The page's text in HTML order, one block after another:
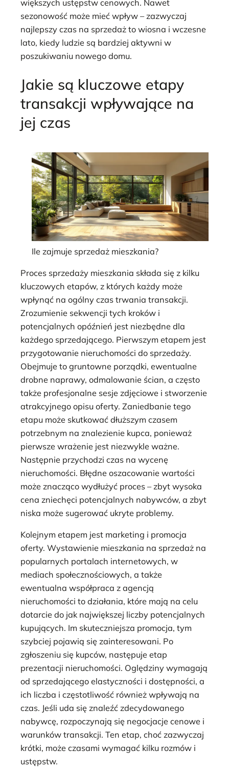
większych ustępstw cenowych. Nawet
sezonowość może mieć wpływ – zazwyczaj
najlepszy czas na sprzedaż to wiosna i wczesne
lato, kiedy ludzie są bardziej aktywni w
poszukiwaniu nowego domu.
Jakie są kluczowe etapy
transakcji wpływające na
jej czas
Ile zajmuje sprzedaż mieszkania?
Proces sprzedaży mieszkania składa się z kilku
kluczowych etapów, z których każdy może
wpłynąć na ogólny czas trwania transakcji.
Zrozumienie sekwencji tych kroków i
potencjalnych opóźnień jest niezbędne dla
każdego sprzedającego. Pierwszym etapem jest
przygotowanie nieruchomości do sprzedaży.
Obejmuje to gruntowne porządki, ewentualne
drobne naprawy, odmalowanie ścian, a często
także profesjonalne sesje zdjęciowe i stworzenie
atrakcyjnego opisu oferty. Zaniedbanie tego
etapu może skutkować dłuższym czasem
potrzebnym na znalezienie kupca, ponieważ
pierwsze wrażenie jest niezwykle ważne.
Następnie przychodzi czas na wycenę
nieruchomości. Błędne oszacowanie wartości
może znacząco wydłużyć proces – zbyt wysoka
cena zniechęci potencjalnych nabywców, a zbyt
niska może sugerować ukryte problemy.
Kolejnym etapem jest marketing i promocja
oferty. Wystawienie mieszkania na sprzedaż na
popularnych portalach internetowych, w
mediach społecznościowych, a także
ewentualna współpraca z agencją
nieruchomości to działania, które mają na celu
dotarcie do jak największej liczby potencjalnych
kupujących. Im skuteczniejsza promocja, tym
szybciej pojawią się zainteresowani. Po
zgłoszeniu się kupców, następuje etap
prezentacji nieruchomości. Oględziny wymagają
od sprzedającego elastyczności i dostępności, a
ich liczba i częstotliwość również wpływają na
czas. Jeśli uda się znaleźć zdecydowanego
nabywcę, rozpoczynają się negocjacje cenowe i
warunków transakcji. Ten etap, choć zazwyczaj
krótki, może czasami wymagać kilku rozmów i
ustępstw.